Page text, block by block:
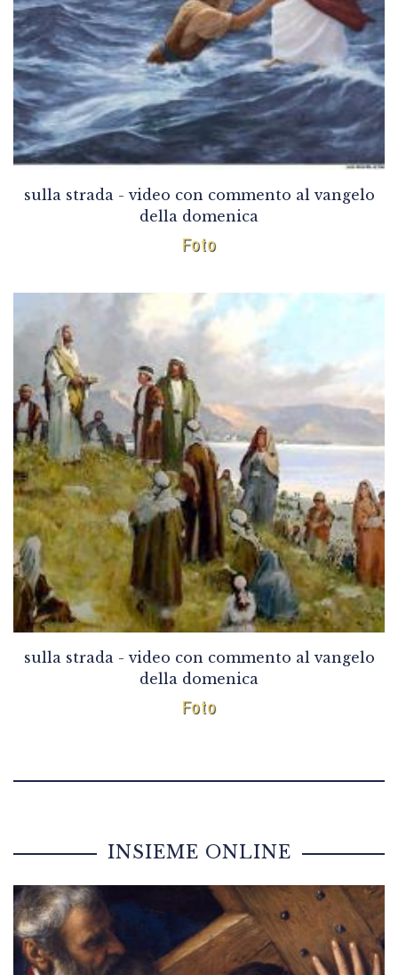
sulla strada - video con commento al vangelo
della domenica
Foto
sulla strada - video con commento al vangelo
della domenica
Foto
INSIEME ONLINE